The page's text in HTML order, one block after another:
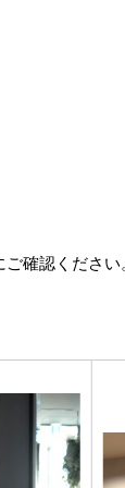
確認ください